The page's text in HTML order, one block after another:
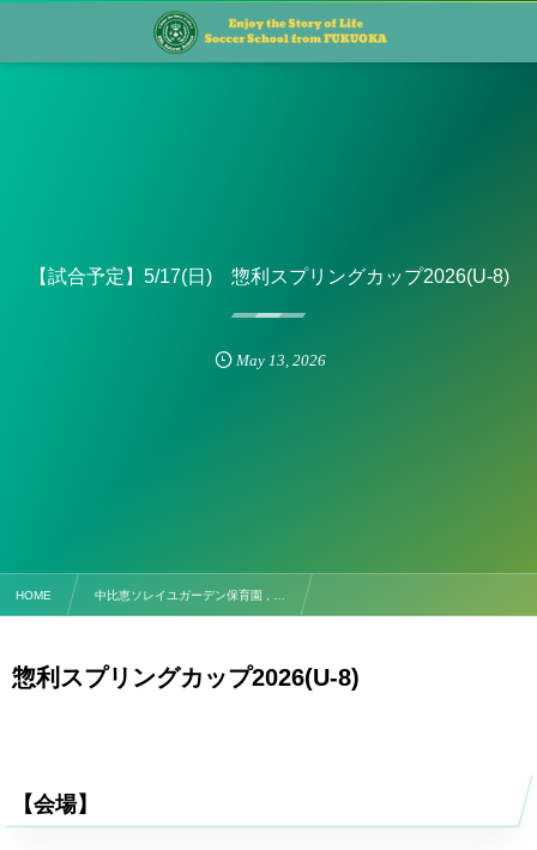
【試合予定】5/17(日) 惣利スプリングカップ2026(U-8)
May 13,2026
HOME 中比恵ソレイユガーデン保育園 , …
惣利スプリングカップ2026(U-8)
【会場】